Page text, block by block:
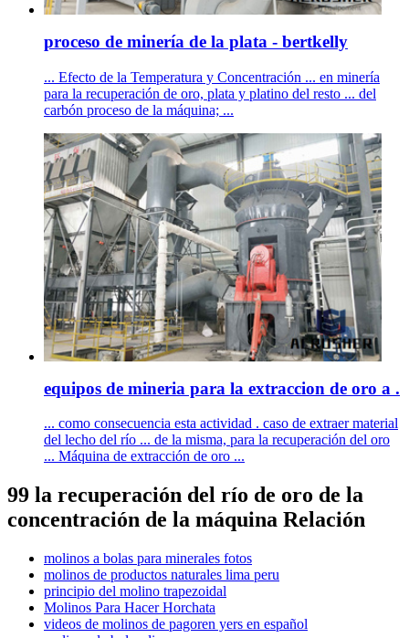
proceso de minería de la plata - bertkelly
... Efecto de la Temperatura y Concentración ... en minería
para la recuperación de oro, plata y platino del resto ... del
carbón proceso de la máquina; ...
equipos de mineria para la extraccion de oro a .
... como consecuencia esta actividad . caso de extraer material
del lecho del río ... de la misma, para la recuperación del oro
... Máquina de extracción de oro ...
99 la recuperación del río de oro de la
concentración de la máquina Relación
molinos a bolas para minerales fotos
molinos de productos naturales lima peru
principio del molino trapezoidal
Molinos Para Hacer Horchata
videos de molinos de pagoren yers en español